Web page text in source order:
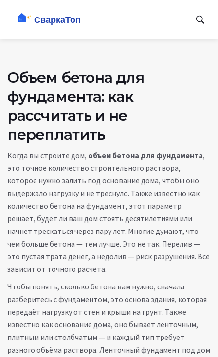
Объем бетона для
фундамента: как
рассчитать и не
переплатить
Когда вы строите дом, объем бетона для фундамента,
это точное количество строительного раствора,
которое нужно залить под основание дома, чтобы оно
выдержало нагрузку и не треснуло. Также известно как
количество бетона на фундамент, этот параметр
решает, будет ли ваш дом стоять десятилетиями или
начнет трескаться через пару лет. Многие думают, что
чем больше бетона — тем лучше. Это не так. Перелив —
это пустая трата денег, а недолив — риск разрушения. Всё
зависит от точного расчёта.
Чтобы понять, сколько бетона вам нужно, сначала
разберитесь сфундаментом, это основа здания, которая
передаёт нагрузку от стен и крыши на грунт. Также
известно какоснование дома, оно бывает ленточным,
плитным или столбчатым — и каждый тип требует
разного объёма раствора. Ленточный фундамент под дом